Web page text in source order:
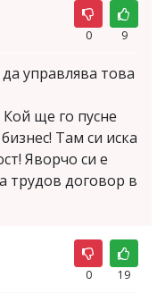
0 9
управлява това
ще го пусне
Там си иска
Яворчо си е
трудов договор в
0 19